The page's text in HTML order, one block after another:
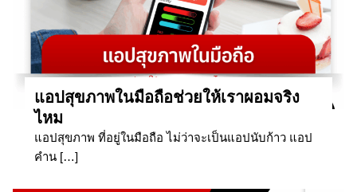
แอปสุขภาพในมือถือช่วยให้เราผอมจริง
ไหม
แอปสุขภาพ ที่อยู่ในมือถือ ไม่ว่าจะเป็นแอปนับก้าว แอป
คำน […]